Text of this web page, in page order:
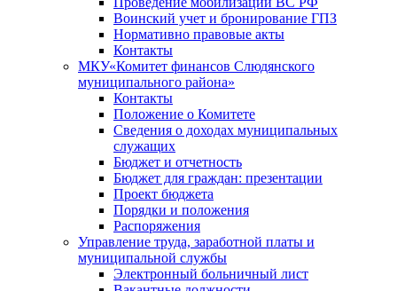
Воинский учет и бронирование ГПЗ
Нормативно правовые акты
Контакты
МКУ«Комитет финансов Слюдянского
муниципального района»
Контакты
Положение о Комитете
Сведения о доходах муниципальных
служащих
Бюджет и отчетность
Бюджет для граждан: презентации
Проект бюджета
Порядки и положения
Распоряжения
Управление труда, заработной платы и
муниципальной службы
Электронный больничный лист